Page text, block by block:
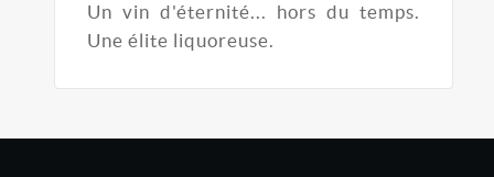
Un vin d'éternité... hors du temps.
Une élite liquoreuse.